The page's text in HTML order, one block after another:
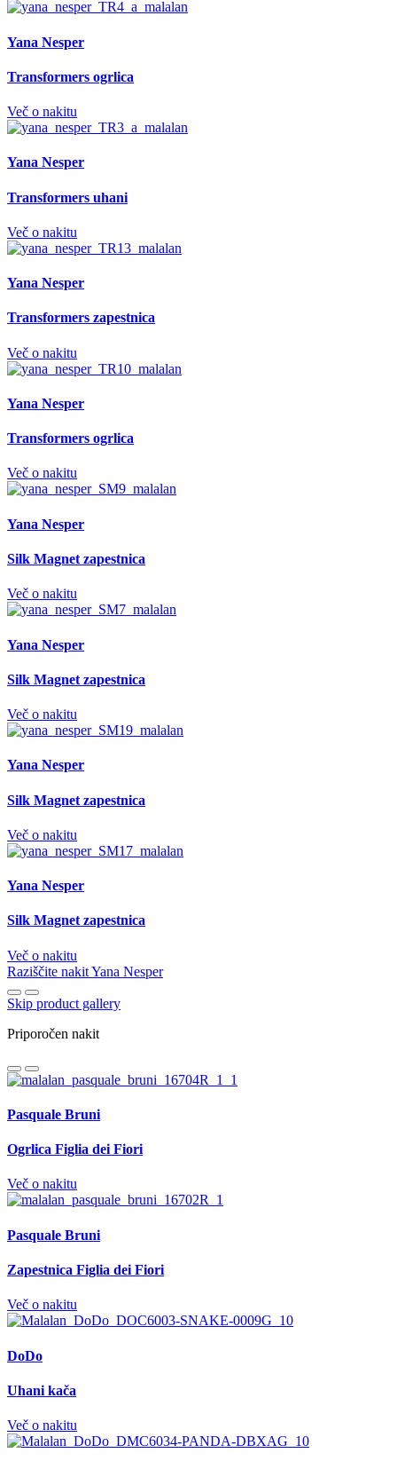
Yana Nesper
Transformers ogrlica
Več o nakitu
Yana Nesper
Transformers uhani
Več o nakitu
Yana Nesper
Transformers zapestnica
Več o nakitu
Yana Nesper
Transformers ogrlica
Več o nakitu
Yana Nesper
Silk Magnet zapestnica
Več o nakitu
Yana Nesper
Silk Magnet zapestnica
Več o nakitu
Yana Nesper
Silk Magnet zapestnica
Več o nakitu
Yana Nesper
Silk Magnet zapestnica
Več o nakitu
Raziščite nakit Yana Nesper
Skip product gallery
Priporočen nakit
Pasquale Bruni
Ogrlica Figlia dei Fiori
Več o nakitu
Pasquale Bruni
Zapestnica Figlia dei Fiori
Več o nakitu
DoDo
Uhani kača
Več o nakitu